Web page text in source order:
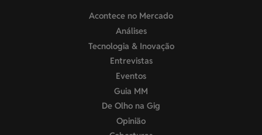
Acontece no Mercado
Análises
Tecnologia & Inovação
Entrevistas
Eventos
Guia MM
De Olho na Gig
Opinião